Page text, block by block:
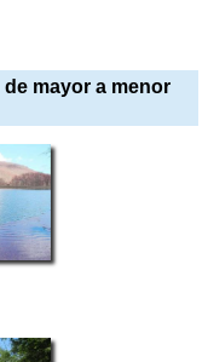
de mayor a menor